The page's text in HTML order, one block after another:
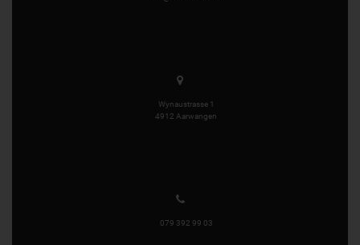
Wynaustrasse 1
4912 Aarwangen
079 392 99 03